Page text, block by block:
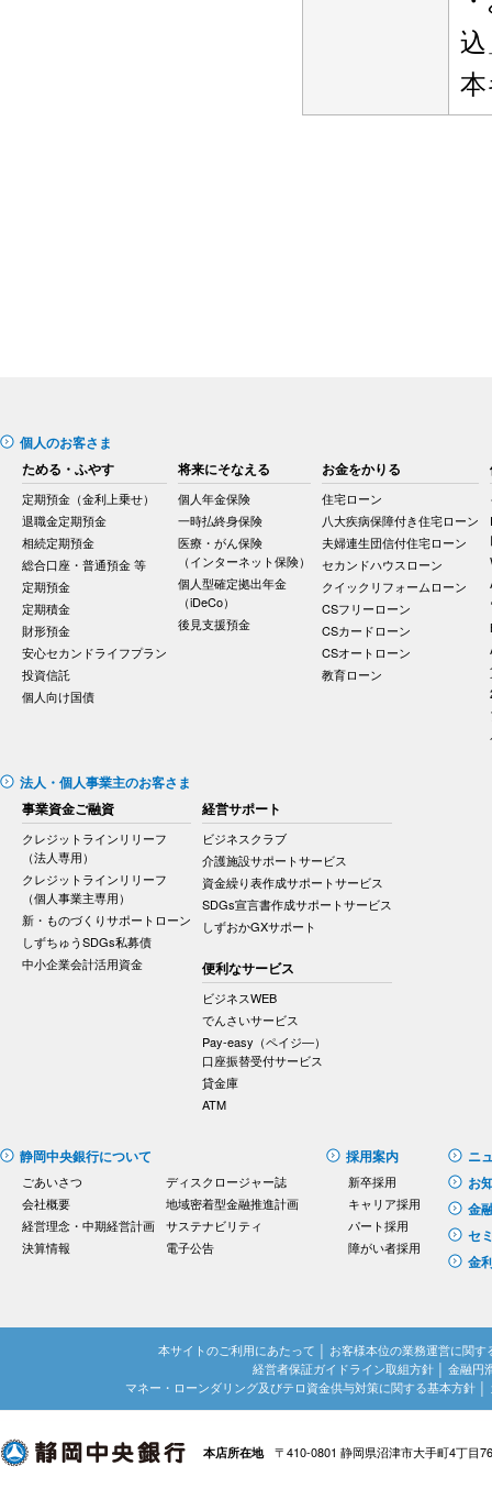
個人のお客さま
ためる・ふやす
定期預金（金利上乗せ）
退職金定期預金
相続定期預金
総合口座・普通預金 等
定期預金
定期積金
財形預金
安心セカンドライフプラン
投資信託
個人向け国債
将来にそなえる
個人年金保険
一時払終身保険
医療・がん保険
（インターネット保険）
個人型確定拠出年金
（iDeCo）
後見支援預金
お金をかりる
住宅ローン
八大疾病保障付き住宅ローン
夫婦連生団信付住宅ローン
セカンドハウスローン
クイックリフォームローン
CSフリーローン
CSカードローン
CSオートローン
教育ローン
法人・個人事業主のお客さま
事業資金ご融資
クレジットラインリリーフ
（法人専用）
クレジットラインリリーフ
（個人事業主専用）
新・ものづくりサポートローン
しずちゅうSDGs私募債
中小企業会計活用資金
経営サポート
ビジネスクラブ
介護施設サポートサービス
資金繰り表作成サポートサービス
SDGs宣言書作成サポートサービス
しずおかGXサポート
便利なサービス
ビジネスWEB
でんさいサービス
Pay-easy（ペイジ―）
口座振替受付サービス
貸金庫
ATM
静岡中央銀行について
ごあいさつ
会社概要
経営理念・中期経営計画
決算情報
ディスクロージャー誌
地域密着型金融推進計画
サステナビリティ
電子公告
採用案内
新卒採用
キャリア採用
パート採用
障がい者採用
ニ
お
金
セ
金
本サイトのご利用にあたって │ お客様本位の業務運営に関す
経営者保証ガイドライン取組方針│ 金融円
マネー・ローンダリング及びテロ資金供与対策に関する基本方針 │
本店所在地 〒410-0801 静岡県沼津市大手町4丁目